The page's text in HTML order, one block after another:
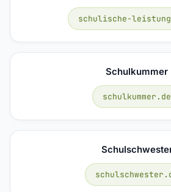
schulische-
Schulkummer
schulkummer.de